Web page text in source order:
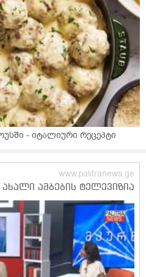
- იტალიური რეცეპტი